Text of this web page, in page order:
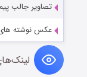
تصاویر جالب
عکس نوشته های